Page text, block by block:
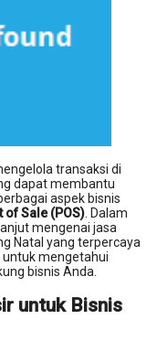
transaksi di
dapat membantu
aspek bisnis
of Sale (POS) . Dalam
mengenai jasa
Natal yang terpercaya
untuk mengetahui
bisnis Anda.
untuk Bisnis